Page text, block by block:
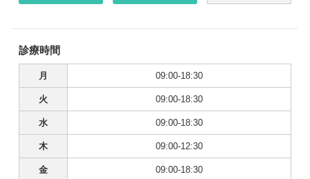
診療時間
月 09:00-18:30
火 09:00-18:30
水 09:00-18:30
木 09:00-12:30
金 09:00-18:30